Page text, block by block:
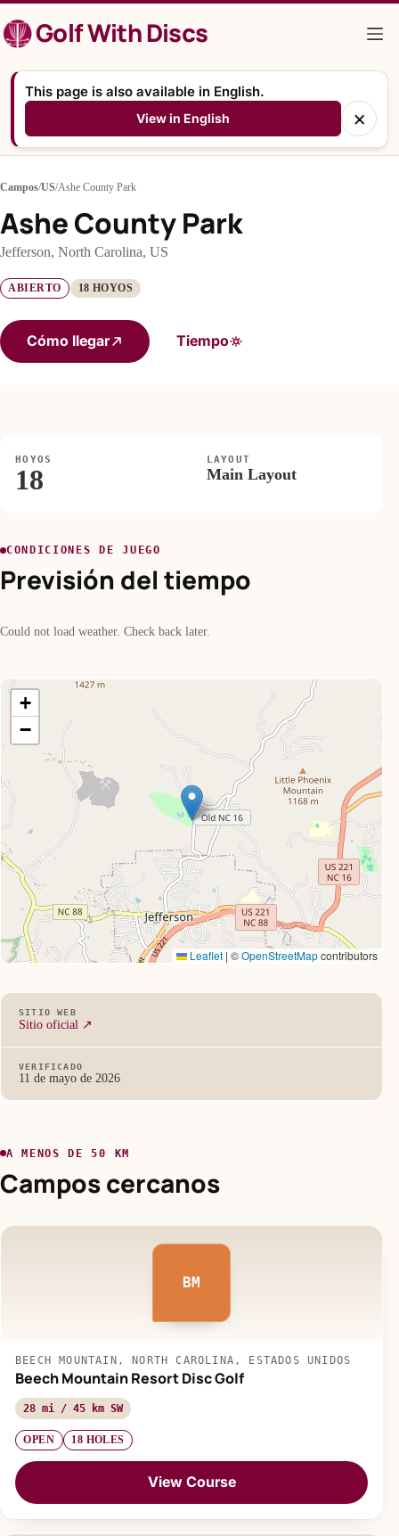
al
contenidoGolf With Discs
This page is also available in English.
View in English ×
Campos/US/Ashe County Park
Ashe County Park
Jefferson, North Carolina, US
ABIERTO 18 HOYOS
Cómo llegar Tiempo
HOYOS
18
LAYOUT
Main Layout
CONDICIONES DE JUEGO
Previsión del tiempo
Could not load weather. Check back later.
+
−
Leaflet | ©OpenStreetMapcontributors
SITIO WEB
Sitio oficial ↗
VERIFICADO
11 de mayo de 2026
A MENOS DE 50 KM
Campos cercanos
BM
BEECH MOUNTAIN, NORTH CAROLINA, ESTADOS UNIDOS
Beech Mountain Resort Disc Golf
28 mi / 45 km SW
OPEN 18 HOLES
View Course